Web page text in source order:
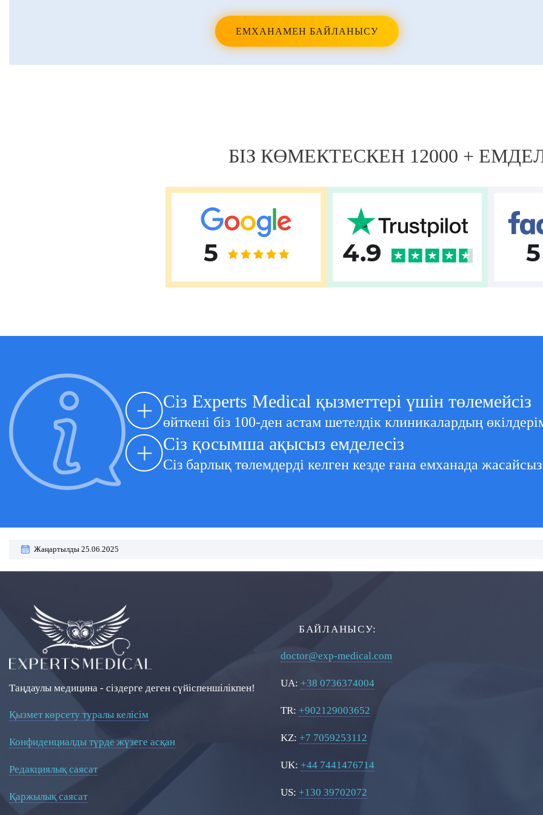
ЕМХАНАМЕН БАЙЛАНЫСУ
БІЗ КӨМЕКТЕСКЕН 12000 +
5 4.9 5
Сіз Experts Medical қызметтері үшін төлемейсіз
өйткені біз 100-ден астам шетелдік клиникалардың
Сіз қосымша ақысыз емделесіз
Сіз барлық төлемдерді келген кезде ғана емханада жасайсыз
Жаңартылды 25.06.2025
Таңдаулы медицина - сіздерге деген сүйіспеншілікпен!
Қызмет көрсету туралы келісім
Конфиденциалды түрде жүзеге асқан
Редакциялық саясат
Қаржылық саясат
БАЙЛАНЫСУ:
doctor@exp-medical.com
UA: +38 0736374004
TR: +902129003652
KZ: +7 7059253112
UK: +44 7441476714
US: +130 39702072